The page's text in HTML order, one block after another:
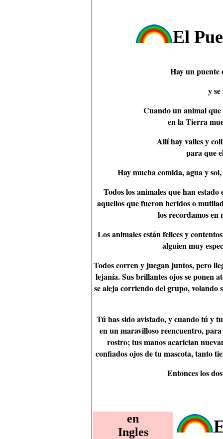
El
Hay un puente
y
Cuando un animal que
en la Tierra
Allí hay valles y
para que
Hay mucha comida, agua y
Todos los animales que han
aquellos que fueron heridos o
los recordamos en
Los animales están felices y
alguien muy
Todos corren y juegan juntos, pero
lejanía. Sus brillantes ojos se ponen
se aleja corriendo del grupo, volando
Tú has sido avistado, y cuando tú y
en un maravilloso reencuentro,
rostro; tus manos acarician
confiados ojos de tu mascota, tanto
Entonces los
en
Ingles